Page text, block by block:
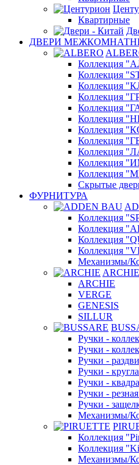
Квартирные
ДВЕРИ
Коллекция
Коллекция
Коллекция
Коллекция
Коллекция
Коллекция
Коллекция
Коллекция
Коллекция
Коллекция
Коллекция
Скрытые
ФУРНИТУРА
Коллекция
Коллекция
Коллекция
Коллекция
Механизмы/
ARCHIE
ARCHIE
VERGE
GENESIS
SILLUR
Ручки -
Ручки -
Ручки -
Ручки -
Ручки -
Ручки -
Ручки -
Механизмы/
Коллекция
Коллекция
Механизмы/